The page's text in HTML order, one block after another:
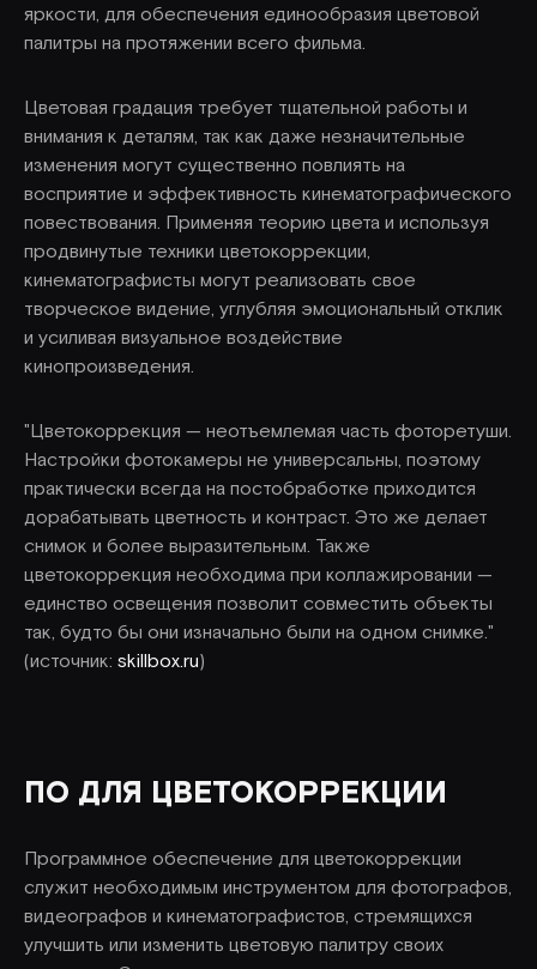
яркости, для обеспечения единообразия цветовой
палитры на протяжении всего фильма.
Цветовая градация требует тщательной работы и
внимания к деталям, так как даже незначительные
изменения могут существенно повлиять на
восприятие и эффективность кинематографического
повествования. Применяя теорию цвета и используя
продвинутые техники цветокоррекции,
кинематографисты могут реализовать свое
творческое видение, углубляя эмоциональный отклик
и усиливая визуальное воздействие
кинопроизведения.
"Цветокоррекция — неотъемлемая часть фоторетуши.
Настройки фотокамеры не универсальны, поэтому
практически всегда на постобработке приходится
дорабатывать цветность и контраст. Это же делает
снимок и более выразительным. Также
цветокоррекция необходима при коллажировании —
единство освещения позволит совместить объекты
так, будто бы они изначально были на одном снимке."
(источник: skillbox.ru)
ПО ДЛЯ ЦВЕТОКОРРЕКЦИИ
Программное обеспечение для цветокоррекции
служит необходимым инструментом для фотографов,
видеографов и кинематографистов, стремящихся
улучшить или изменить цветовую палитру своих